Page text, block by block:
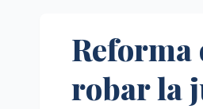
Reforma
robar la